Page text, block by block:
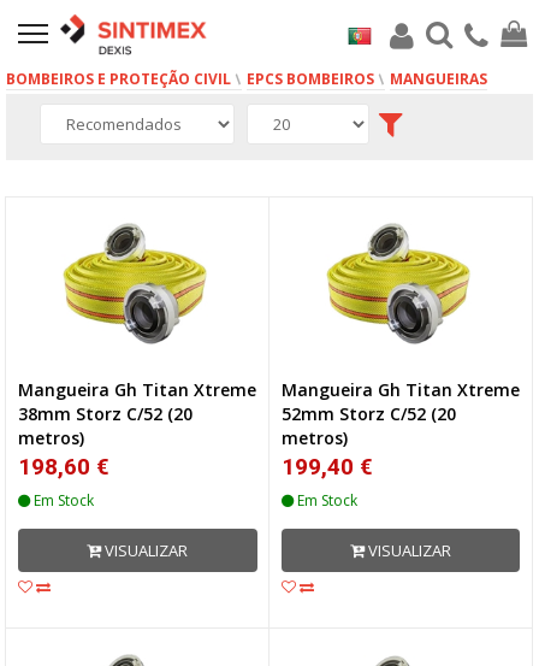
BOMBEIROS E PROTEÇÃO CIVIL EPCS BOMBEIROS MANGUEIRAS
Mangueira Gh Titan Xtreme
38mm Storz C/52 (20
metros)
198,60 €
Em Stock
VISUALIZAR
Mangueira Gh Titan Xtreme
52mm Storz C/52 (20
metros)
199,40 €
Em Stock
VISUALIZAR